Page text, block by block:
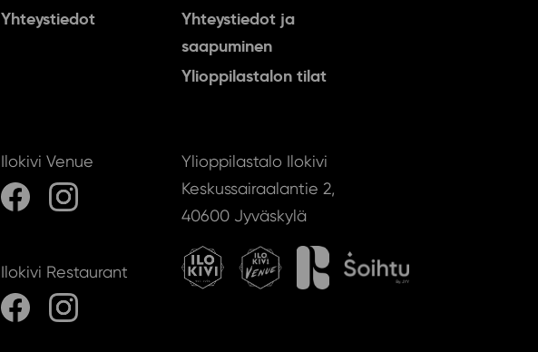
Yhteystiedot
Yhteystiedot ja
saapuminen
Ylioppilastalon tilat
Ilokivi Venue
Ilokivi Restaurant
Ylioppilastalo Ilokivi
Keskussairaalantie 2,
40600 Jyväskylä